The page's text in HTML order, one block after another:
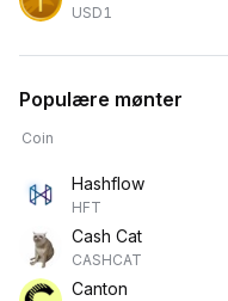
USD1
Populære mønter
Coin
Hashflow
HFT
Cash Cat
CASHCAT
Canton